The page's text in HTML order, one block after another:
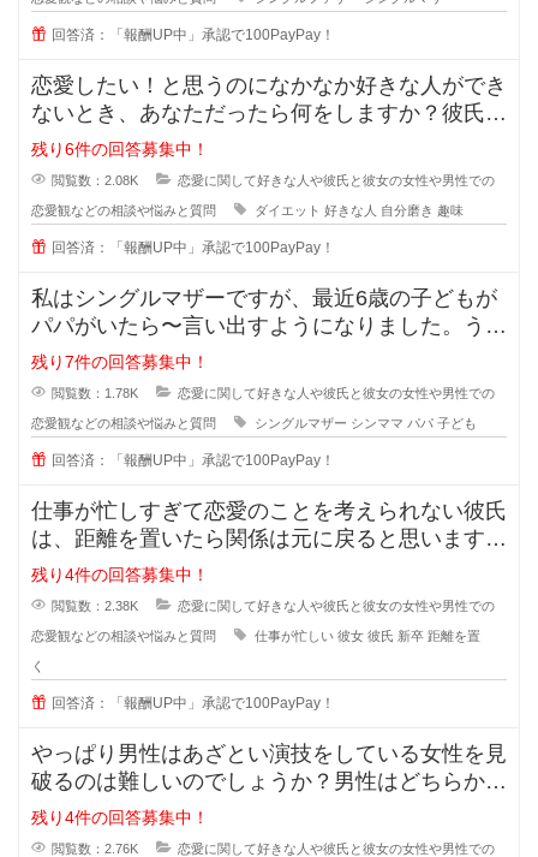
回答済：「報酬UP中」承認で100PayPay！
恋愛したい！と思うのになかなか好きな人ができ
ないとき、あなただったら何をしますか？彼氏が
欲しい！彼女がほしい！と思ってい
残り6件の回答募集中！
閲覧数：2.08K 恋愛に関して好きな人や彼氏と彼女の女性や男性での
恋愛観などの相談や悩みと質問 ダイエット 好きな人 自分磨き 趣味
回答済：「報酬UP中」承認で100PayPay！
私はシングルマザーですが、最近6歳の子どもが
パパがいたら〜言い出すようになりました。うち
ではもう元旦那との関係も完全に切
残り7件の回答募集中！
閲覧数：1.78K 恋愛に関して好きな人や彼氏と彼女の女性や男性での
恋愛観などの相談や悩みと質問 シングルマザー シンママ パパ 子ども
回答済：「報酬UP中」承認で100PayPay！
仕事が忙しすぎて恋愛のことを考えられない彼氏
は、距離を置いたら関係は元に戻ると思いますか
？また元に戻る時はどんな時でしょ
残り4件の回答募集中！
閲覧数：2.38K 恋愛に関して好きな人や彼氏と彼女の女性や男性での
恋愛観などの相談や悩みと質問 仕事が忙しい 彼女 彼氏 新卒 距離を置
く
回答済：「報酬UP中」承認で100PayPay！
やっぱり男性はあざとい演技をしている女性を見
破るのは難しいのでしょうか？男性はどちらかと
いうとちょっと隙を見せてくれるよ
残り4件の回答募集中！
閲覧数：2.76K 恋愛に関して好きな人や彼氏と彼女の女性や男性での